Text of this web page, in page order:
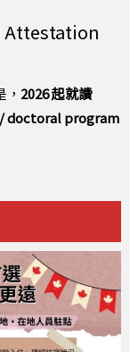
Attestation
2026 起就讀
doctoral program